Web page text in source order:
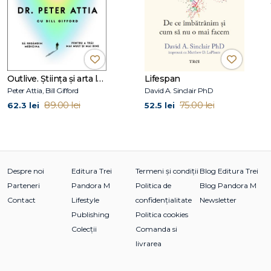
pe Venice la www.veniceafulton.com.
Outlive. Știința și arta longevității
Peter Attia, Bill Gifford
62.3 lei 89.00 lei
Lifespan
David A. Sinclair PhD
52.5 lei 75.00 lei
Despre noi
Parteneri
Contact
Editura Trei
Pandora M
Lifestyle
Publishing
Colecții
Termeni și condiții
Politica de
confidențialitate
Politica cookies
Comanda si
livrarea
Blog Editura Trei
Blog Pandora M
Newsletter